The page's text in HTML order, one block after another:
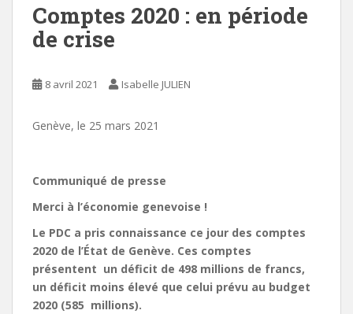
Comptes 2020 : en période
de crise
8 avril 2021 Isabelle JULIEN
Genève, le 25 mars 2021
Communiqué de presse
Merci à l’économie genevoise !
Le PDC a pris connaissance ce jour des comptes
2020 de l’État de Genève. Ces comptes
présentent un déficit de 498 millions de francs,
un déficit moins élevé que celui prévu au budget
2020 (585 millions).